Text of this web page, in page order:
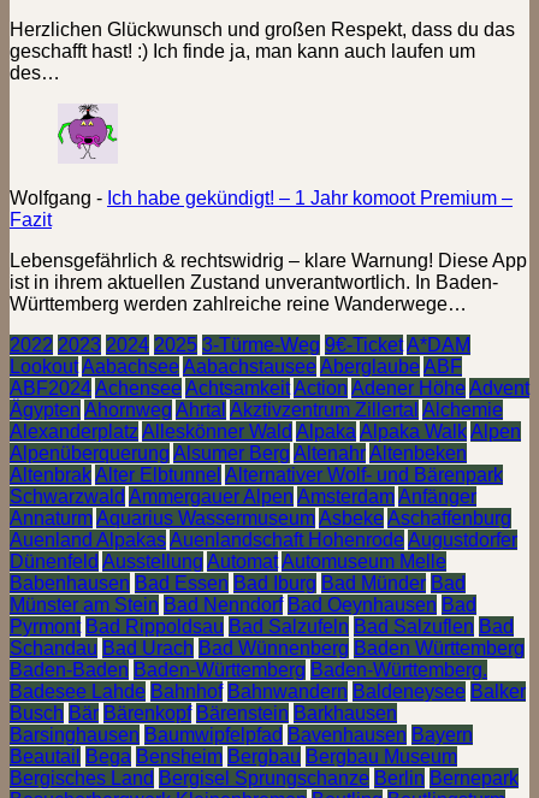
Herzlichen Glückwunsch und großen Respekt, dass du das
geschafft hast! :) Ich finde ja, man kann auch laufen um
des…
Wolfgang - Ich habe gekündigt! – 1 Jahr komoot Premium –
Fazit
Lebensgefährlich & rechtswidrig – klare Warnung! Diese App
ist in ihrem aktuellen Zustand unverantwortlich. In Baden-
Württemberg werden zahlreiche reine Wanderwege…
2022 2023 2024 2025 3-Türme-Weg 9€-TicketA*DAM
LookoutAabachseeAabachstauseeAberglaubeABF
ABF2024AchenseeAchtsamkeitAction Adener HöheAdvent
Ägypten Ahornweg Ahrtal Akztivzentrum Zillertal Alchemie
Alexanderplatz Alleskönner Wald Alpaka Alpaka WalkAlpen
Alpenüberquerung Alsumer Berg AltenahrAltenbeken
AltenbrakAlter Elbtunnel Alternativer Wolf- und Bärenpark
Schwarzwald Ammergauer Alpen AmsterdamAnfänger
AnnaturmAquarius WassermuseumAsbekeAschaffenburg
Auenland AlpakasAuenlandschaft HohenrodeAugustdorfer
Dünenfeld Ausstellung AutomatAutomuseum Melle
Babenhausen Bad Essen Bad Iburg Bad Münder Bad
Münster am Stein Bad Nenndorf Bad Oeynhausen Bad
Pyrmont Bad Rippoldsau Bad Salzufeln Bad Salzuflen Bad
Schandau Bad Urach Bad Wünnenberg Baden Württemberg
Baden-Baden Baden-Württemberg Baden-Württemberg.
Badesee Lahde Bahnhof Bahnwandern Baldeneysee Balker
Busch Bär Bärenkopf Bärenstein Barkhausen
Barsinghausen Baumwipfelpfad Bavenhausen Bayern
Beautail
Bega Bensheim Bergbau Bergbau Museum
Bergisches Land Bergisel Sprungschanze Berlin Bernepark